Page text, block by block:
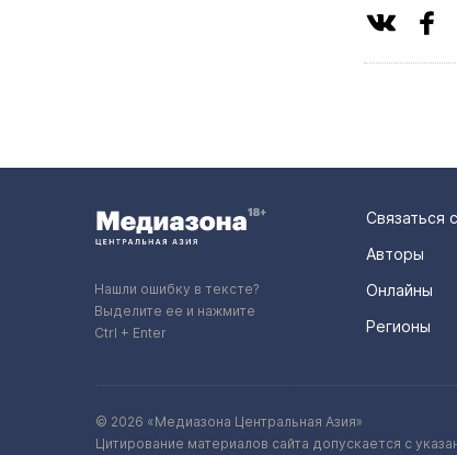
Нашли ошибку в тексте?
Выделите ее и нажмите
Ctrl + Enter
Связаться
Авторы
Онлайны
Регионы
© 2026 «Медиазона Центральная Азия»
Цитирование материалов сайта допускается с